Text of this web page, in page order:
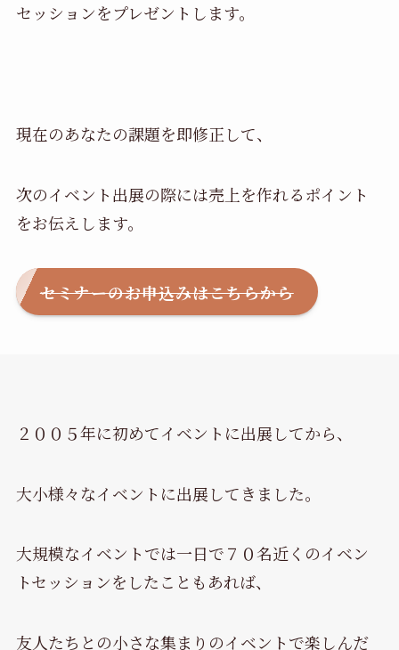
セッションをプレゼントします。
現在のあなたの課題を即修正して、
次のイベント出展の際には売上を作れるポイント
をお伝えします。
セミナーのお申込みはこちらから
２００５年に初めてイベントに出展してから、
大小様々なイベントに出展してきました。
大規模なイベントでは一日で７０名近くのイベン
トセッションをしたこともあれば、
友人たちとの小さな集まりのイベントで楽しんだ